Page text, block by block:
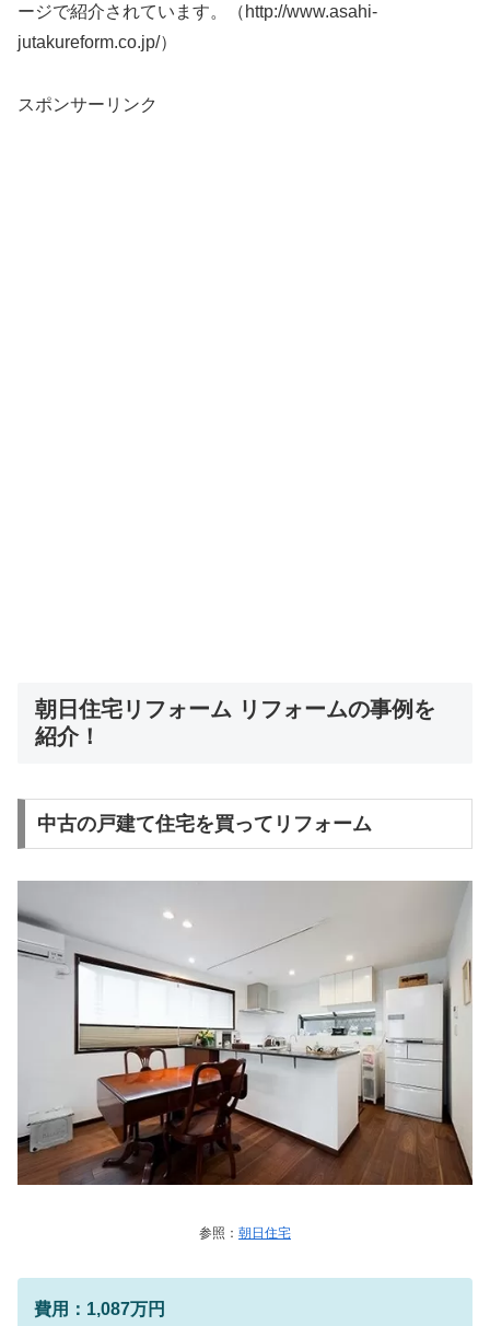
ージで紹介されています。（http://www.asahi-
jutakureform.co.jp/）
スポンサーリンク
朝日住宅リフォーム リフォームの事例を
紹介！
中古の戸建て住宅を買ってリフォーム
参照： 朝日住宅
費用：1,087万円